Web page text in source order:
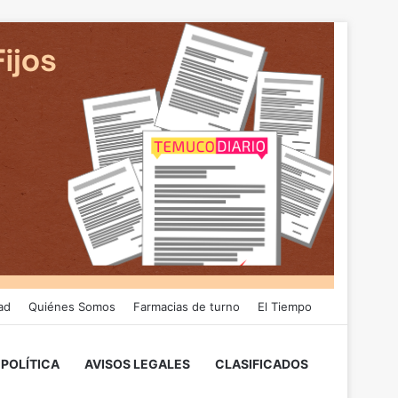
Quiénes Somos Farmacias de turno El Tiempo
POLÍTICA AVISOS LEGALES CLASIFICADOS